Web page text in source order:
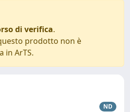
di verifica.
prodotto non è
in ArTS.
ND